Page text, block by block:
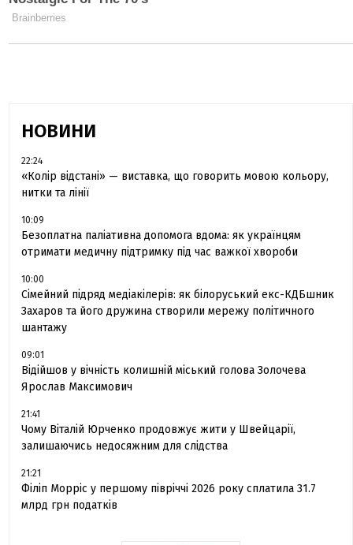
НОВИНИ
22:24
«Колір відстані» — виставка, що говорить мовою кольору,
нитки та лінії
10:09
Безоплатна паліативна допомога вдома: як українцям
отримати медичну підтримку під час важкої хвороби
10:00
Сімейний підряд медіакілерів: як білоруський екс-КДБшник
Захаров та його дружина створили мережу політичного
шантажу
09:01
Відійшов у вічність колишній міський голова Золочева
Ярослав Максимович
21:41
Чому Віталій Юрченко продовжує жити у Швейцарії,
залишаючись недосяжним для слідства
21:21
Філіп Морріс у першому півріччі 2026 року сплатила 31.7
млрд грн податків